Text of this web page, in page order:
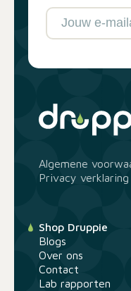
Algemene
Privacy verklaring
Shop Druppie
Blogs
Over ons
Contact
Lab rapporten